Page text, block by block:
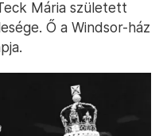
Mária született
Ő a Windsor-ház